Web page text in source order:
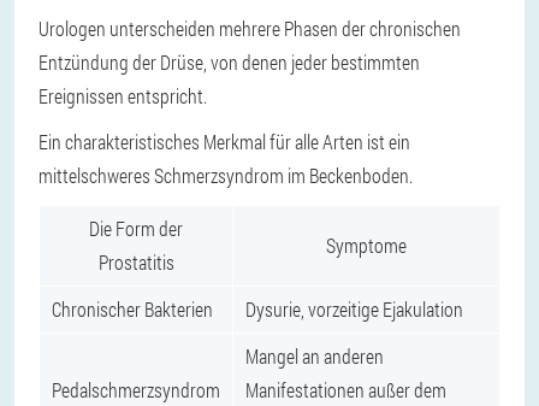
Urologen unterscheiden mehrere Phasen der chronischen
Entzündung der Drüse, von denen jeder bestimmten
Ereignissen entspricht.
Ein charakteristisches Merkmal für alle Arten ist ein
mittelschweres Schmerzsyndrom im Beckenboden.
Die Form der
Prostatitis
Symptome
Chronischer Bakterien Dysurie, vorzeitige Ejakulation
Pedalschmerzsyndrom
Mangel an anderen
Manifestationen außer dem